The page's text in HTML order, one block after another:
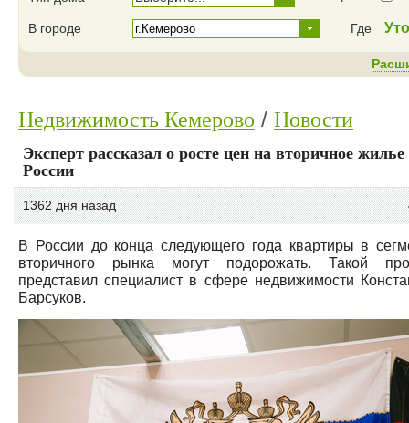
В городе Где
Недвижимость Кемерово Новости
Эксперт рассказал о росте цен на вторичное
России
1362 дня назад
В России до конца следующего года квартиры в
вторичного рынка могут подорожать. Такой
представил специалист в сфере недвижимости
Барсуков.